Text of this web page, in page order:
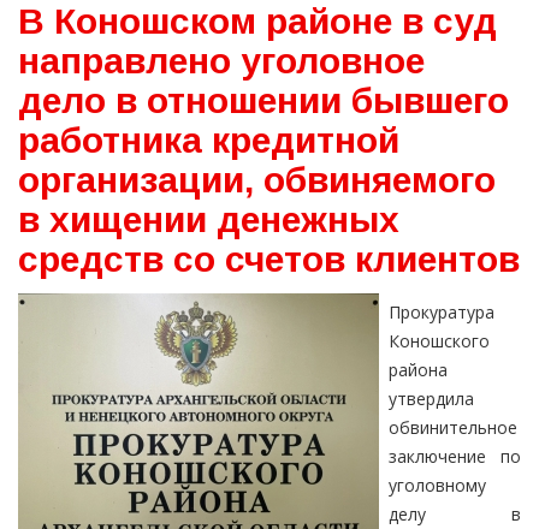
В Коношском районе в суд
направлено уголовное
дело в отношении бывшего
работника кредитной
организации, обвиняемого
в хищении денежных
средств со счетов клиентов
Прокуратура
Коношского
района
утвердила
обвинительное
заключение по
уголовному
делу в